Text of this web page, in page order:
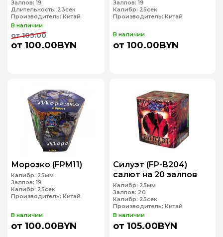
Залпов: 19
Длительность: 23сек
Производитель: Китай
В наличии
от 100.00BYN
от 105.00
Залпов: 19
Калибр: 25сек
Производитель: Китай
В наличии
от 100.00BYN
Морозко (FPM11)
Калибр: 25мм
Залпов: 19
Калибр: 25сек
Производитель: Китай
В наличии
от 100.00BYN
Силуэт (FP-B204)
салют на 20 залпов
Калибр: 25мм
Залпов: 20
Калибр: 25сек
Производитель: Китай
В наличии
от 105.00BYN